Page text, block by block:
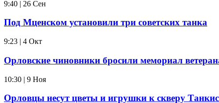
9:40 | 26 Сен
Под Мценском установили три советских танка
9:23 | 4 Окт
Орловские чиновники бросили мемориал
10:30 | 9 Ноя
Орловцы несут цветы и игрушки к скверу